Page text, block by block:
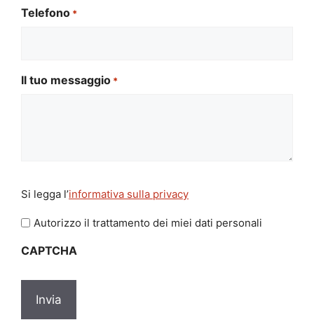
Telefono *
Il tuo messaggio *
legga
l'informativa
privacy
Si legga l’informativa sulla privacy
Autorizzo il trattamento dei miei dati personali
CAPTCHA